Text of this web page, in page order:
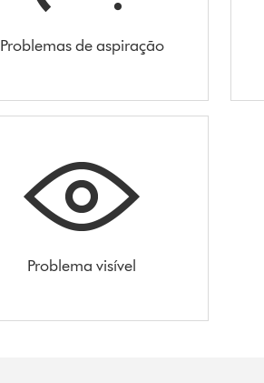
Problemas de aspiração
Problema visível